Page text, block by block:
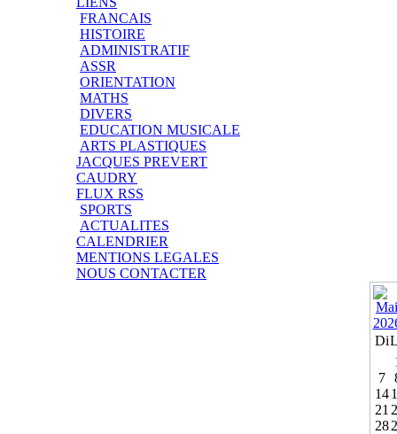
FRANCAIS
HISTOIRE
ADMINISTRATIF
ASSR
ORIENTATION
MATHS
DIVERS
EDUCATION MUSICALE
ARTS PLASTIQUES
JACQUES PREVERT
CAUDRY
FLUX RSS
SPORTS
ACTUALITES
CALENDRIER
MENTIONS LEGALES
NOUS CONTACTER
Di
7
14
21
28